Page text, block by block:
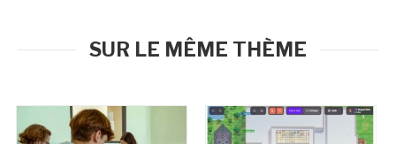
SUR LE MÊME THÈME